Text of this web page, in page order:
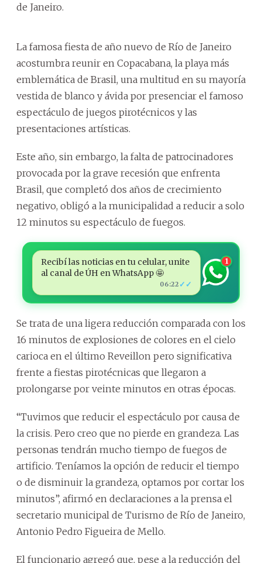
de Janeiro.
La famosa fiesta de año nuevo de Río de Janeiro
acostumbra reunir en Copacabana, la playa más
emblemática de Brasil, una multitud en su mayoría
vestida de blanco y ávida por presenciar el famoso
espectáculo de juegos pirotécnicos y las
presentaciones artísticas.
Este año, sin embargo, la falta de patrocinadores
provocada por la grave recesión que enfrenta
Brasil, que completó dos años de crecimiento
negativo, obligó a la municipalidad a reducir a solo
12 minutos su espectáculo de fuegos.
Recibí las noticias en tu celular, unite
al canal de ÚH en WhatsApp 🤩
06:22 ✓✓
1
Se trata de una ligera reducción comparada con los
16 minutos de explosiones de colores en el cielo
carioca en el último Reveillon pero significativa
frente a fiestas pirotécnicas que llegaron a
prolongarse por veinte minutos en otras épocas.
“Tuvimos que reducir el espectáculo por causa de
la crisis. Pero creo que no pierde en grandeza. Las
personas tendrán mucho tiempo de fuegos de
artificio. Teníamos la opción de reducir el tiempo
o de disminuir la grandeza, optamos por cortar los
minutos”, afirmó en declaraciones a la prensa el
secretario municipal de Turismo de Río de Janeiro,
Antonio Pedro Figueira de Mello.
El funcionario agregó que, pese a la reducción del